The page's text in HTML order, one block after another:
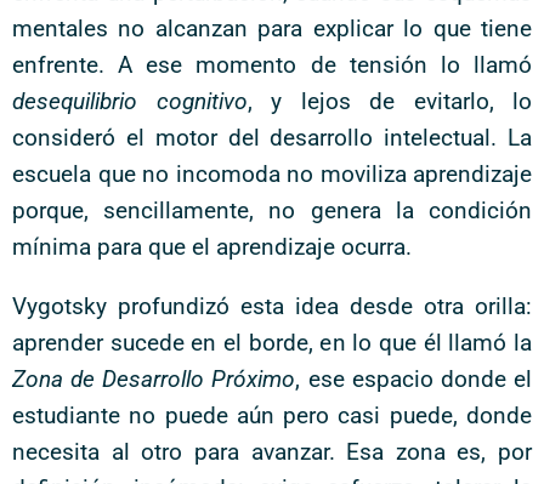
mentales no alcanzan para explicar lo que tiene
enfrente. A ese momento de tensión lo llamó
desequilibrio cognitivo, y lejos de evitarlo, lo
consideró el motor del desarrollo intelectual. La
escuela que no incomoda no moviliza aprendizaje
porque, sencillamente, no genera la condición
mínima para que el aprendizaje ocurra.
Vygotsky profundizó esta idea desde otra orilla:
aprender sucede en el borde, en lo que él llamó la
Zona de Desarrollo Próximo, ese espacio donde el
estudiante no puede aún pero casi puede, donde
necesita al otro para avanzar. Esa zona es, por